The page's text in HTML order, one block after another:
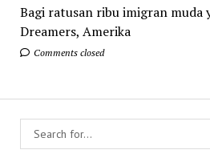
Bagi ratusan ribu imigran muda
Dreamers, Amerika
Comments closed